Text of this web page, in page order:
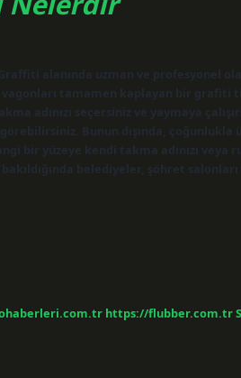
alanında uzman ve profesyonel
tamamen kaplayan bir
adınızı seçersiniz ve yaymaya
Bunun dışında, çoğunlukla
bir yüzeye kendi takma adınızı veya
bakıldığında belediyeler, şöhret
https://flubber.com.tr